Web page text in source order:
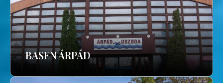
BASEN ÁRPÁD